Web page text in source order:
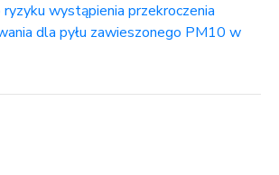
wystąpienia przekroczenia
dla pyłu zawieszonego PM10 w